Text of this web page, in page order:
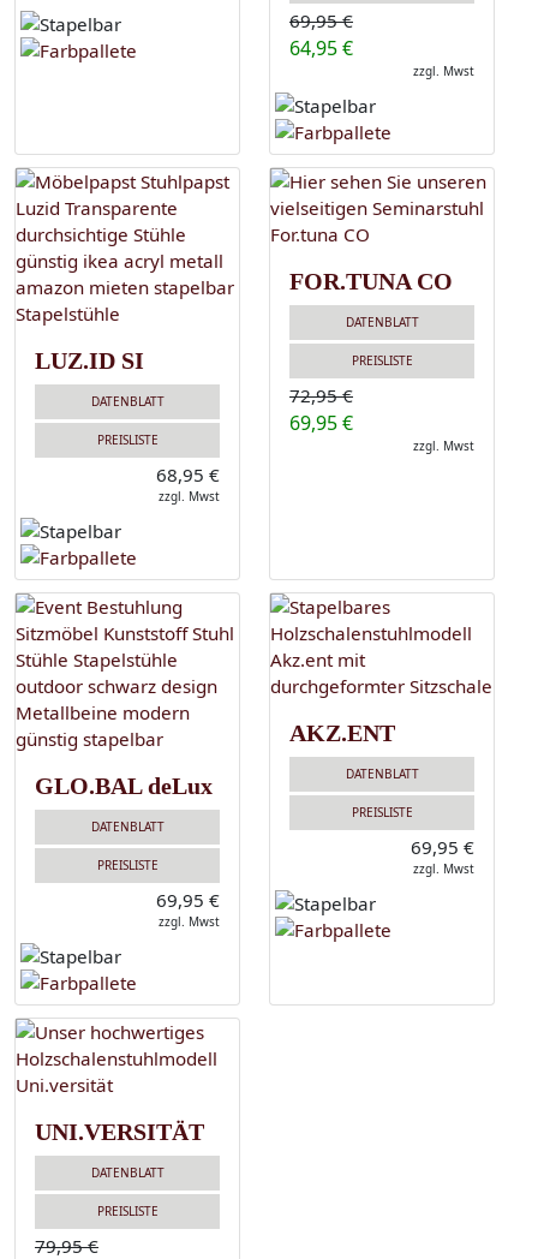
69,95 €
64,95 €
zzgl. Mwst
LUZ.ID SI
DATENBLATT
PREISLISTE
68,95 €
zzgl. Mwst
FOR.TUNA CO
DATENBLATT
PREISLISTE
72,95 €
69,95 €
zzgl. Mwst
GLO.BAL deLux
DATENBLATT
PREISLISTE
69,95 €
zzgl. Mwst
AKZ.ENT
DATENBLATT
PREISLISTE
69,95 €
zzgl. Mwst
UNI.VERSITÄT
DATENBLATT
PREISLISTE
79,95 €